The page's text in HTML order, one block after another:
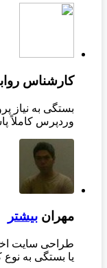
کارشناس
بستگی به نیاز
وردپرس کاملاً
مهران بیشتر
طراحی سایت
یا بستگی به